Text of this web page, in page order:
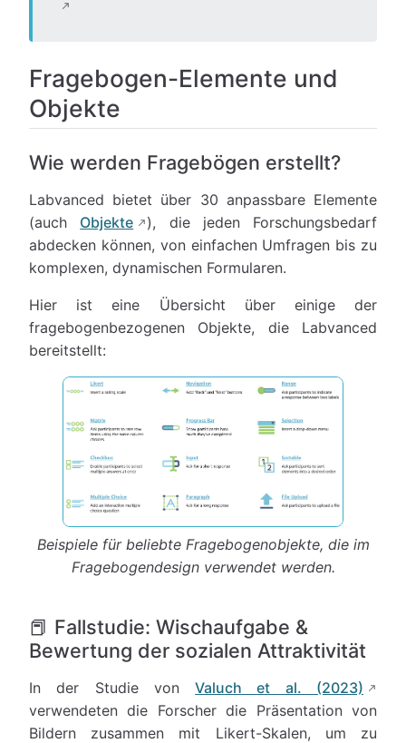
Fragebogen-Elemente und
Objekte
Wie werden Fragebögen erstellt?
Labvanced bietet über 30 anpassbare Elemente
(auch Objekte
), die jeden Forschungsbedarf
abdecken können, von einfachen Umfragen bis zu
komplexen, dynamischen Formularen.
Hier ist eine Übersicht über einige der
fragebogenbezogenen Objekte, die Labvanced
bereitstellt:
Beispiele für beliebte Fragebogenobjekte, die im
Fragebogendesign verwendet werden.
📕 Fallstudie: Wischaufgabe &
Bewertung der sozialen Attraktivität
In der Studie vonValuch et al. (2023)
verwendeten die Forscher die Präsentation von
Bildern zusammen mit Likert-Skalen, um zu